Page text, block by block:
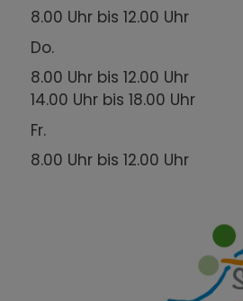
8.00 Uhr bis 12.00 Uhr
Do.
8.00 Uhr bis 12.00 Uhr
14.00 Uhr bis 18.00 Uhr
Fr.
8.00 Uhr bis 12.00 Uhr